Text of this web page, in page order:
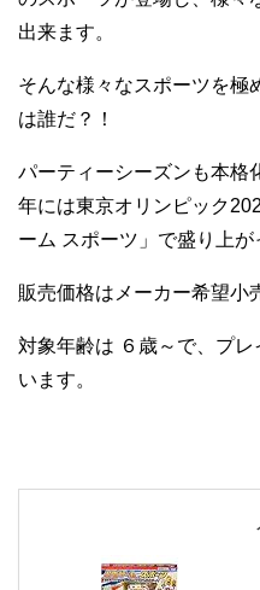
出来ます。
そんな様々なスポーツを極
は誰だ？！
パーティーシーズンも本格
年には東京オリンピック
ーム スポーツ」で盛り上が
販売価格はメーカー希望小
対象年齢は ６歳～で、プ
います。